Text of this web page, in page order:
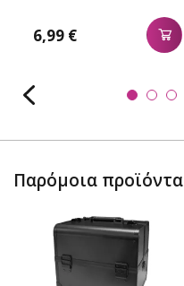
6,99 €
Παρόμοια προϊόντα